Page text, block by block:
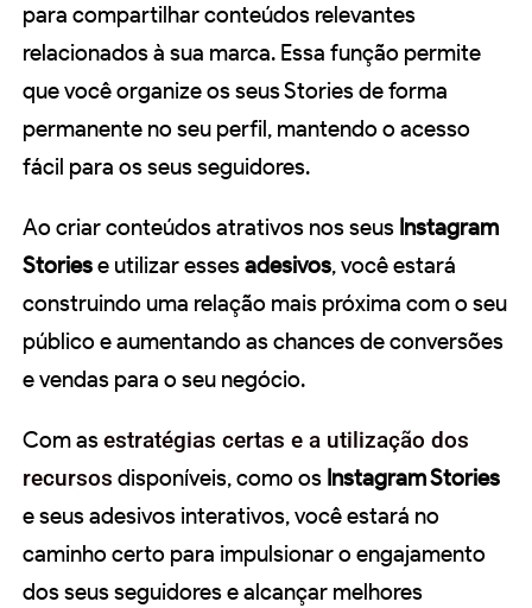
para compartilhar conteúdos relevantes
relacionados à sua marca. Essa função permite
que você organize os seus Stories de forma
permanente no seu perfil, mantendo o acesso
fácil para os seus seguidores.
Ao criar conteúdos atrativos nos seus Instagram
Storiese utilizar essesadesivos, você estará
construindo uma relação mais próxima com o seu
público e aumentando as chances de conversões
e vendas para o seu negócio.
Com asestratégias certas e a utilização dos
recursos disponíveis, como os Instagram Stories
e seus adesivos interativos, você estará no
caminho certo para impulsionar o engajamento
dos seus seguidores e alcançar melhores